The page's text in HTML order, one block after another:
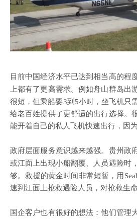
目前中国经济水平已达到相当高的程
上都有了更高需求。例如舟山群岛出
很短，但乘船要3到5小时，坐飞机只
给老百姓提供了更舒适的出行选择。
能开着自己的私人飞机快速出行，因
政府层面服务意识越来越强。贵州政
或江面上出现小船翻覆、人员遇险时
够。救援的黄金时间非常短暂，用
速到江面上抢救遇险人员，对抢救生命
国企客户也有很好的想法：他们管理